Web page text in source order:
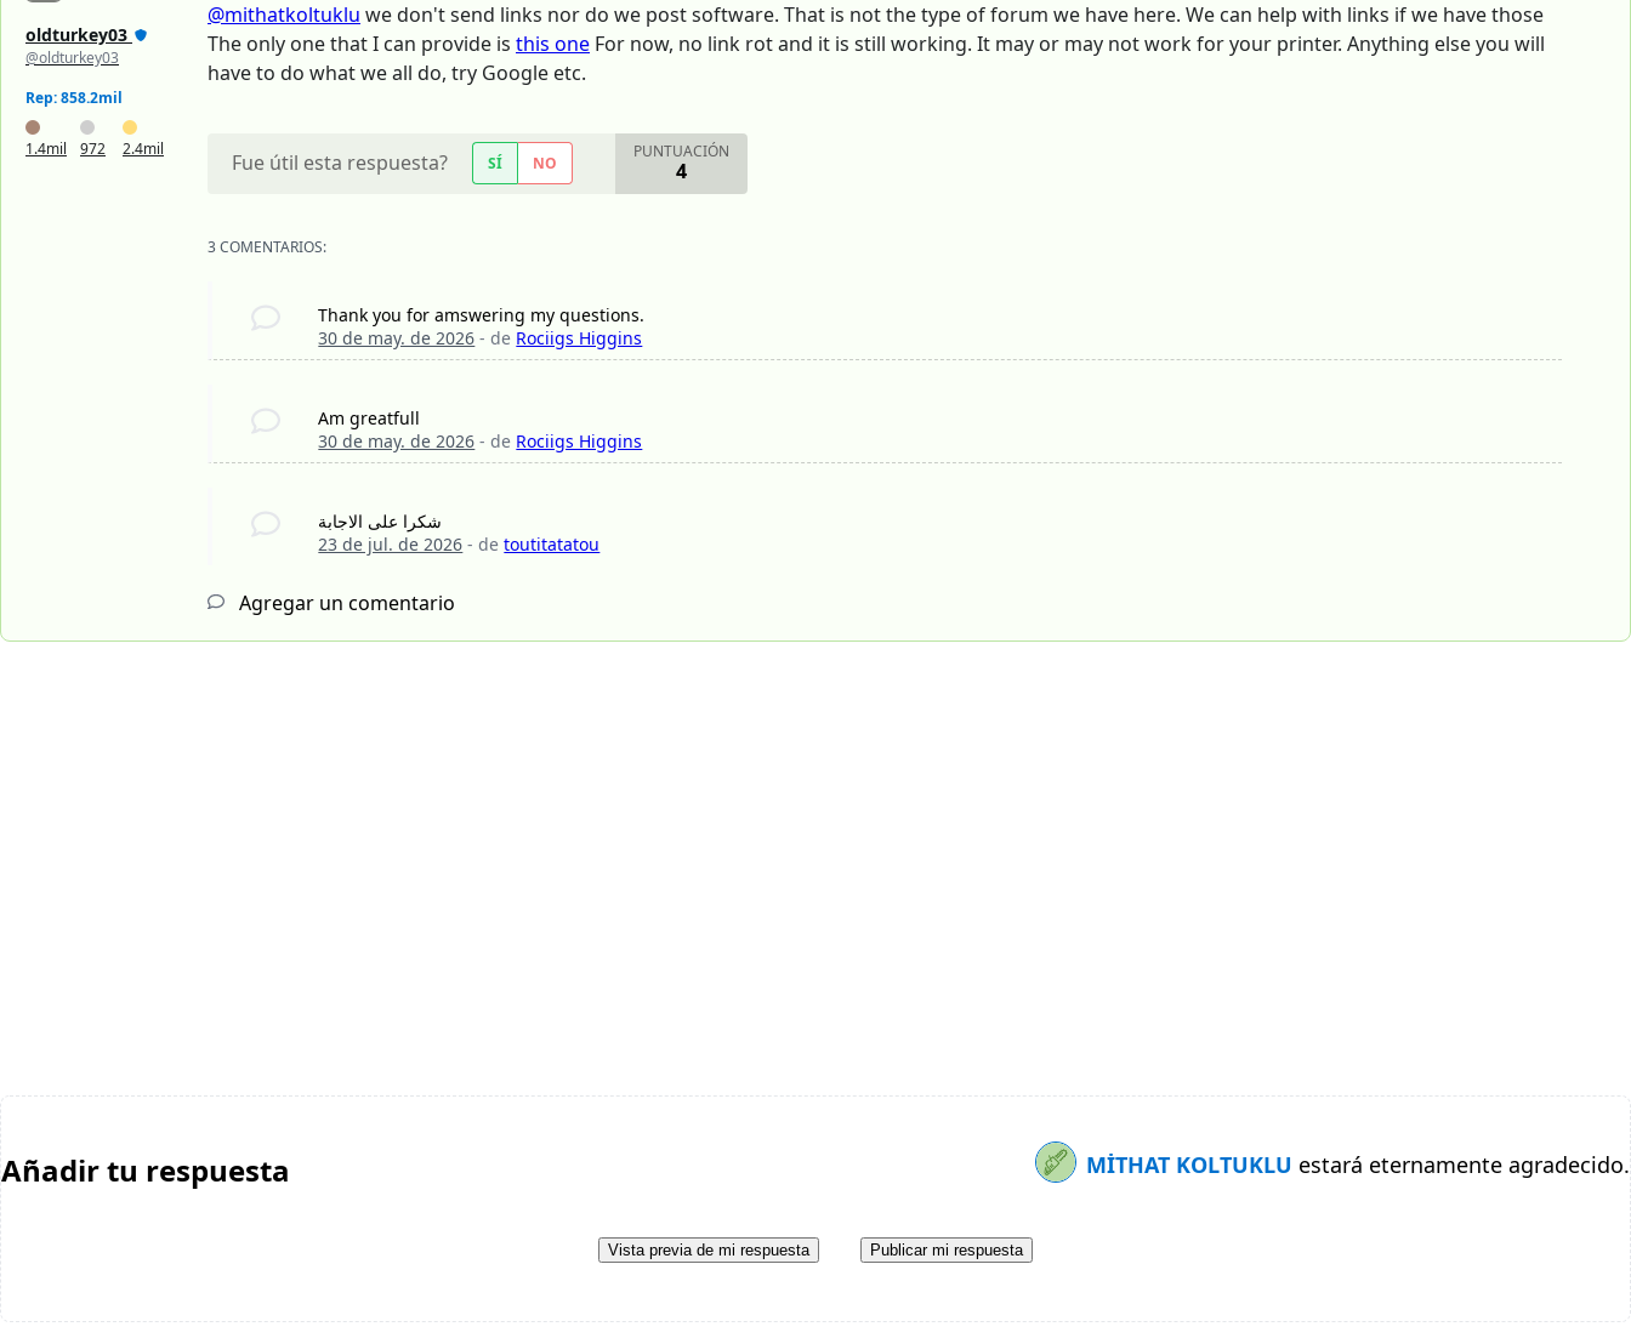
oldturkey03
@oldturkey03
Rep: 858.2mil
1.4mil 972 2.4mil
@mithatkoltuklu we don't send links nor do we post software. That is not the type of forum we have here. We can help with links if we have those
The only one that I can provide is this one For now, no link rot and it is still working. It may or may not work for your printer. Anything else you will
have to do what we all do, try Google etc.
Fue útil esta respuesta? SÍ NO
PUNTUACIÓN
4
3 COMENTARIOS:
Thank you for amswering my questions.
30 de may. de 2026 - de Rociigs Higgins
Am greatfull
30 de may. de 2026 - de Rociigs Higgins
شكرا على الاجابة
23 de jul. de 2026 - detoutitatatou
Agregar un comentario
Añadir tu respuesta MİTHAT KOLTUKLU estará eternamente agradecido.
Vista previa de mi respuesta Publicar mi respuesta